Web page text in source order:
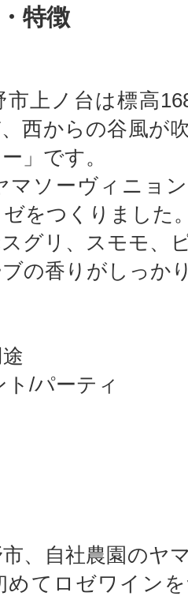
特徴
上ノ台は標高
西からの谷風が
」です。
マソーヴィニョ
をつくりました
グリ、スモモ、
の香りがしっか
/パーティ
、自社農園のヤ
めてロゼワイン